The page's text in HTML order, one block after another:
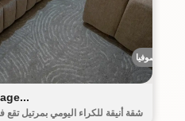
رياض صوفيا
شقة أنيقة للكراء اليومي بمرتيل